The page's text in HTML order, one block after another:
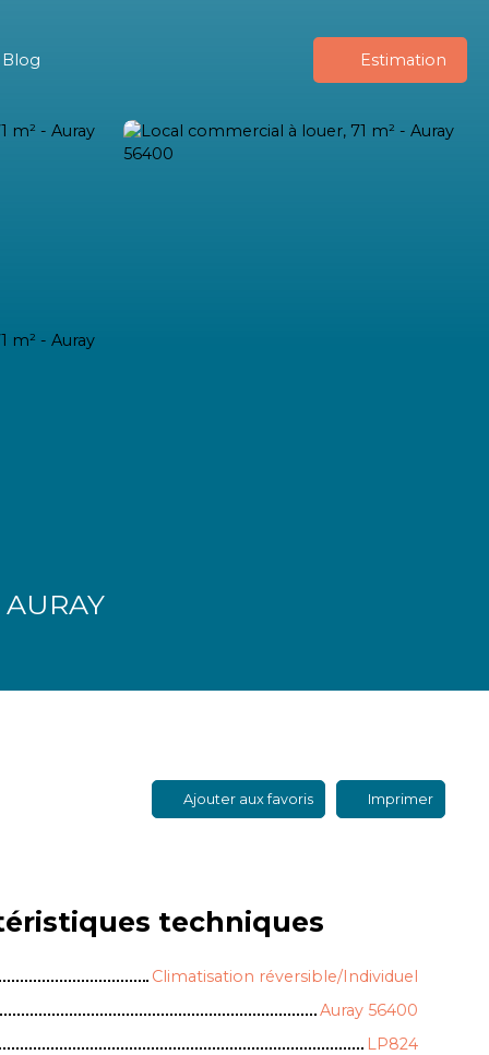
Blog Estimation
Ajouter aux favoris Imprimer
techniques
Climatisation réversible/Individuel
Auray 56400
LP824